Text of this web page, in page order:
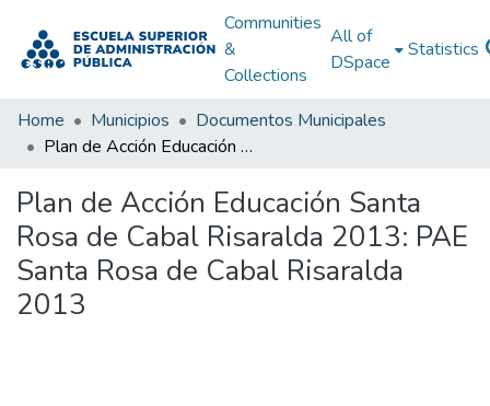
Communities
&
Collections
All of
DSpace
Statistics
Home Municipios
Documentos Municipales
Plan de Acción Educación Santa Rosa de Cabal Risaralda 2013: PAE Santa Rosa de Cabal Risaralda 2013
Plan de Acción Educación Santa
Rosa de Cabal Risaralda 2013: PAE
Santa Rosa de Cabal Risaralda
2013